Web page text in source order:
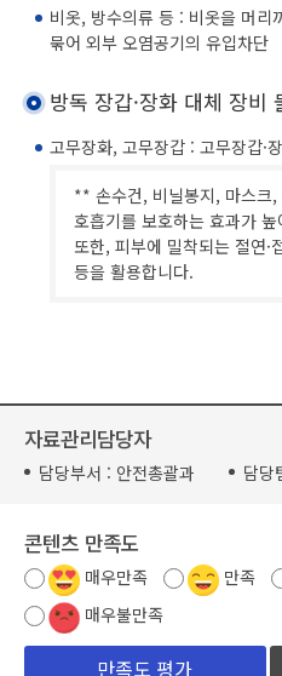
비옷, 방수의류 등 : 비옷을 머리
묶어 외부 오염공기의 유입차단
방독 장갑·장화 대체 장비
고무장화, 고무장갑 : 고무장갑·
** 손수건, 비닐봉지, 마스크
호흡기를 보호하는 효과가 높
또한, 피부에 밀착되는 절연
등을 활용합니다.
자료관리담당자
담당부서 : 안전총괄과 담당
콘텐츠 만족도
매우만족 만족
매우불만족